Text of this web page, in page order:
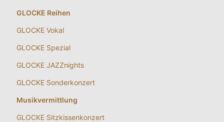
GLOCKE Reihen
GLOCKE Vokal
GLOCKE Spezial
GLOCKE JAZZnights
GLOCKE Sonderkonzert
Musikvermittlung
GLOCKE Sitzkissenkonzert